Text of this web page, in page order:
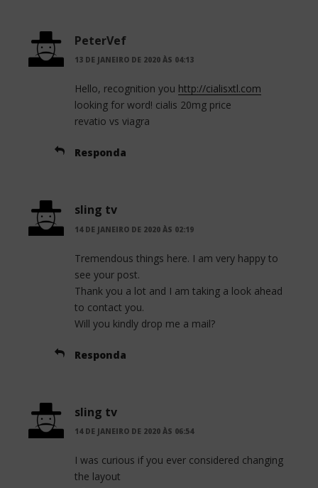
PeterVef
13 DE JANEIRO DE 2020 ÀS 04:13
Hello, recognition you http://cialisxtl.com
looking for word! cialis 20mg price
revatio vs viagra
Responda
sling tv
14 DE JANEIRO DE 2020 ÀS 02:19
Tremendous things here. I am very happy to
see your post.
Thank you a lot and I am taking a look ahead
to contact you.
Will you kindly drop me a mail?
Responda
sling tv
14 DE JANEIRO DE 2020 ÀS 06:54
I was curious if you ever considered changing
the layout